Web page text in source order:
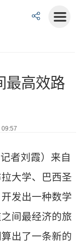
最高效路
者刘霞）来自
大学、巴西圣
发出一种数学
间最经济的旅
出了一条新的